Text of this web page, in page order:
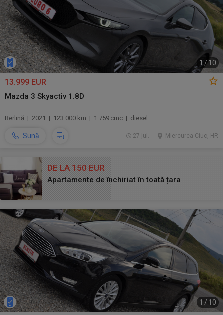
1 /10
13.999 EUR
Mazda 3 Skyactiv 1.8D
Berlină | 2021 | 123.000 km | 1.759 cmc | diesel
Sună Miercurea Ciuc, HR
27 jul.
DE LA 150 EUR
Apartamente de închiriat în toată țara
1 / 10